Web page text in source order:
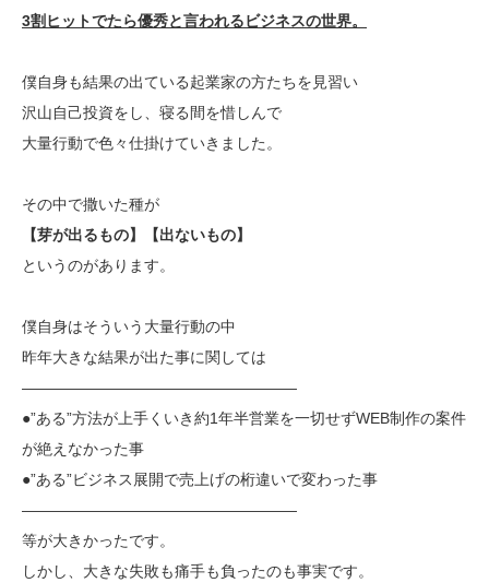
3割ヒットでたら優秀と言われるビジネスの世界。
僕自身も結果の出ている起業家の方たちを見習い
沢山自己投資をし、寝る間を惜しんで
大量行動で色々仕掛けていきました。
その中で撒いた種が
【芽が出るもの】【出ないもの】
というのがあります。
僕自身はそういう大量行動の中
昨年大きな結果が出た事に関しては
——————————————————
●”ある”方法が上手くいき約1年半営業を一切せずWEB制作の案件
が絶えなかった事
●”ある”ビジネス展開で売上げの桁違いで変わった事
——————————————————
等が大きかったです。
しかし、大きな失敗も痛手も負ったのも事実です。